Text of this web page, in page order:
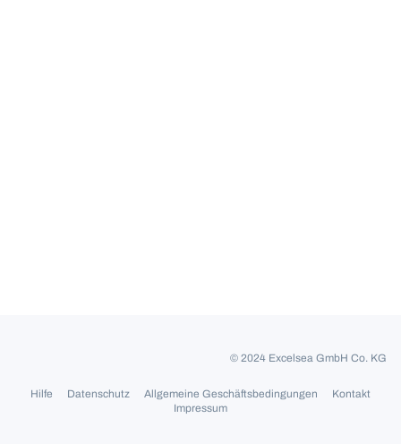
© 2024 Excelsea GmbH Co. KG
Hilfe Datenschutz Allgemeine Geschäftsbedingungen
Kontakt
Impressum